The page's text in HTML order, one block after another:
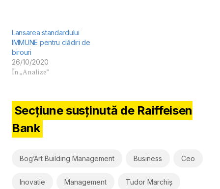
Lansarea standardului
IMMUNE pentru clădiri de
birouri
26/10/2020
În „Analize”
Secțiune susținută de Raiffeisen
Bank
Bog’Art Building Management Business Ceo
Inovatie Management Tudor Marchiș